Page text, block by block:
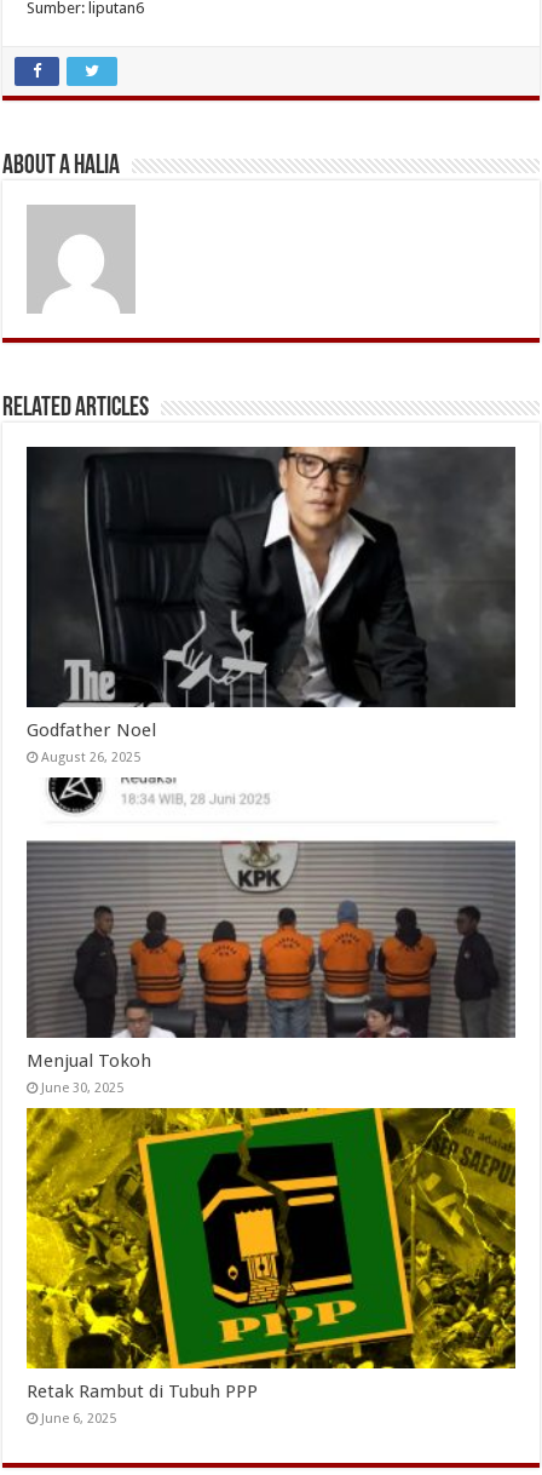
Sumber: liputan6
About A Halia
Related Articles
Godfather Noel
August 26, 2025
Menjual Tokoh
June 30, 2025
Retak Rambut di Tubuh PPP
June 6, 2025